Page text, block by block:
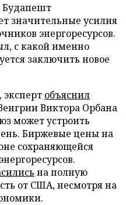
Будапешт
значительные усилия
энергоресурсов.
с какой именно
заключить новое
эксперт объяснил
Виктора Орбана
может устроить
Биржевые цены на
сохраняющейся
на полную
от США, несмотря на